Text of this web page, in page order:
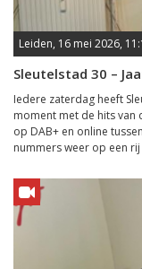
Leiden, 16 mei 2026,
Sleutelstad 30 –
Iedere zaterdag heeft
moment met de hits van
op DAB+ en online
nummers weer op een